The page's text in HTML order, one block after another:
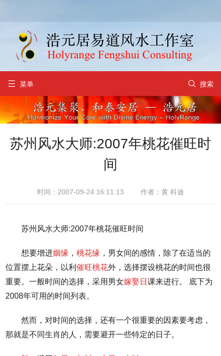
 菜单  搜索
苏州风水大师:2007年桃花催旺时
间
时间：2007-09-24 16:11:13 作者：黄 科迪
苏州风水大师:2007年桃花催旺时间
想要增进姻缘 ，桃花缘 ，男女间的感情，除了在适当的
位置摆上花朵，以利催旺桃花外，选择摆设桃花的时间也很
重要。一般时间的选择，采用男女嫁娶日课来进行。 底下为
2008年可用的时间列表。
然而，对时间的选择，还有一个很重要的因素要考虑，
那就是不同生肖的人，需要避开一些特定的日子。